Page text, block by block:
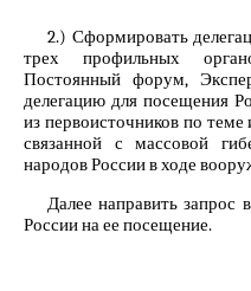
2.) Сформировать
трех профильных
Постоянный форум,
делегацию для посещения
из первоисточников по
связанной с массовой
народов России в ходе
Далее направить запрос
России на ее посещение.